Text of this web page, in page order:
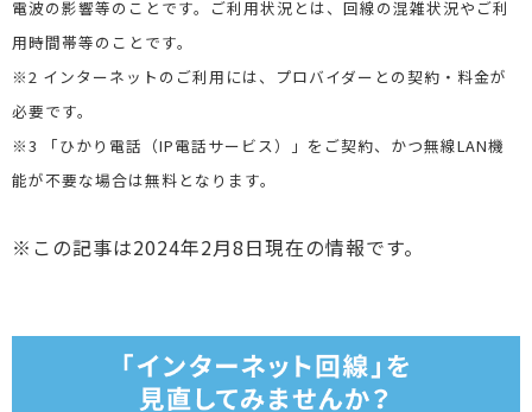
電波の影響等のことです。ご利用状況とは、回線の混雑状況やご利
用時間帯等のことです。
※2 インターネットのご利用には、プロバイダーとの契約・料金が
必要です。
※3 「ひかり電話（IP電話サービス）」をご契約、かつ無線LAN機
能が不要な場合は無料となります。
※この記事は2024年2月8日現在の情報です。